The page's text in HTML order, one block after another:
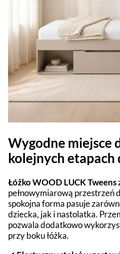
Wygodne miejsce
kolejnych etapach
Łóżko WOOD LUCK Tweens
pełnowymiarową przestrzeń
spokojna forma pasuje
dziecka, jak i nastolatka.
pozwala dodatkowo
przy boku łóżka.